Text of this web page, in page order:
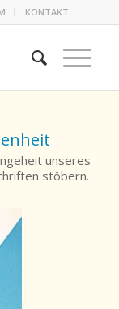
KONTAKT
unseres
stöbern.